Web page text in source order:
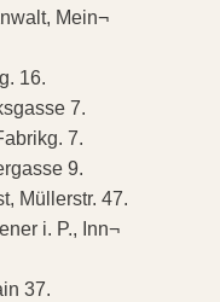
Mein¬
16.
7.
7.
9.
Müllerstr. 47.
i. P., Inn¬
37.